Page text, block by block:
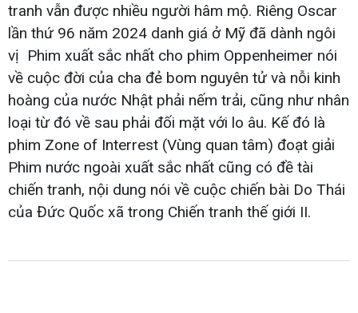
tranh vẫn được nhiều người hâm mộ. Riêng Oscar
lần thứ 96 năm 2024 danh giá ở Mỹ đã dành ngôi
vị Phim xuất sắc nhất cho phim Oppenheimer nói
về cuộc đời của cha đẻ bom nguyên tử và nỗi kinh
hoàng của nước Nhật phải nếm trải, cũng như nhân
loại từ đó về sau phải đối mặt với lo âu. Kế đó là
phim Zone of Interrest (Vùng quan tâm) đoạt giải
Phim nước ngoài xuất sắc nhất cũng có đề tài
chiến tranh, nội dung nói về cuộc chiến bài Do Thái
của Đức Quốc xã trong Chiến tranh thế giới II.